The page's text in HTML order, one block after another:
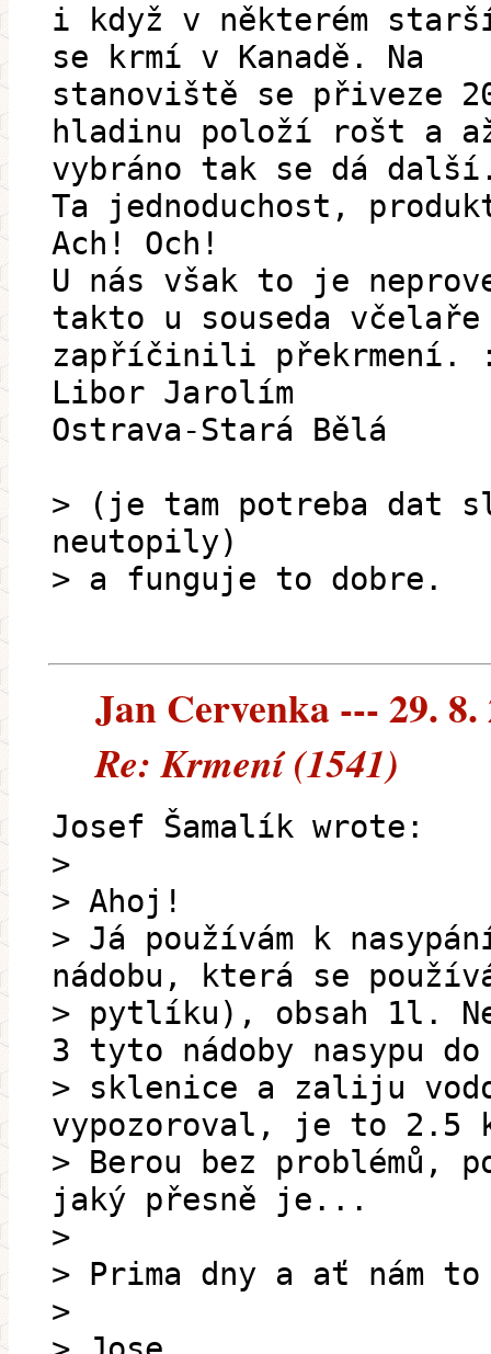
i když v některém
se krmí v Kanadě. Na
stanoviště se přiveze
hladinu položí rošt a
vybráno tak se dá
Ta jednoduchost,
Ach! Och!
U nás však to je
takto u souseda včelaře
zapříčinili
Libor Jarolím
Ostrava-Stará Bělá
> (je tam potreba dat
neutopily)
> a funguje to dobre.
Jan Cervenka --- 29. 8.
Re: Krmení (1541)
Josef Šamalík wrote:
>
> Ahoj!
> Já používám k
nádobu, která se
> pytlíku), obsah 1l.
3 tyto nádoby nasypu
> sklenice a zaliju
vypozoroval, je to 2.5
> Berou bez problémů,
jaký přesně je...
>
> Prima dny a ať
>